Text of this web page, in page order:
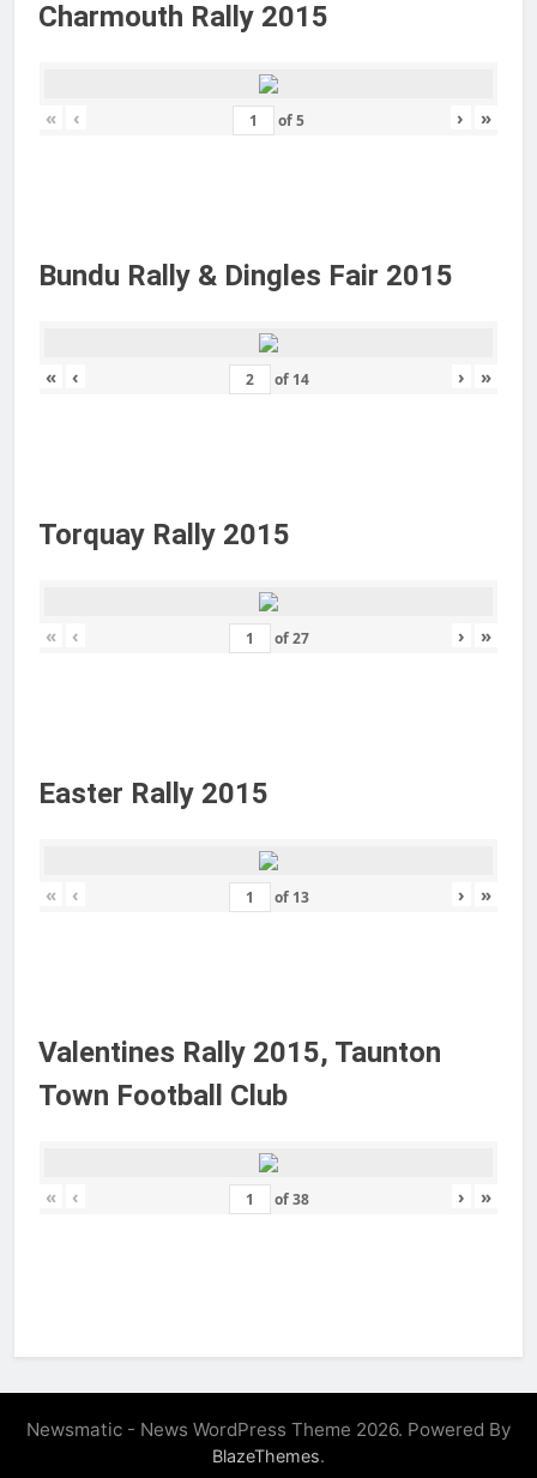
Charmouth Rally 2015
« ‹ of5 › »
Bundu Rally & Dingles Fair 2015
« ‹ of 14 › »
Torquay Rally 2015
« ‹ of27 › »
Easter Rally 2015
« ‹ of 13 › »
Valentines Rally 2015, Taunton
Town Football Club
« ‹ of38 › »
Newsmatic - News WordPress Theme 2026. Powered By
BlazeThemes.